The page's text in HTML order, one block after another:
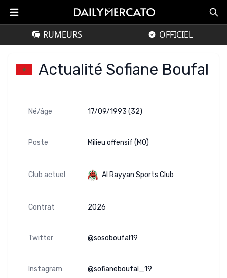
RUMEURS OFFICIEL
Actualité Sofiane Boufal
Né/âge 17/09/1993 (32)
Poste Milieu offensif (MO)
Club actuel Al Rayyan Sports Club
Contrat 2026
Twitter @sosoboufal19
Instagram @sofianeboufal_19